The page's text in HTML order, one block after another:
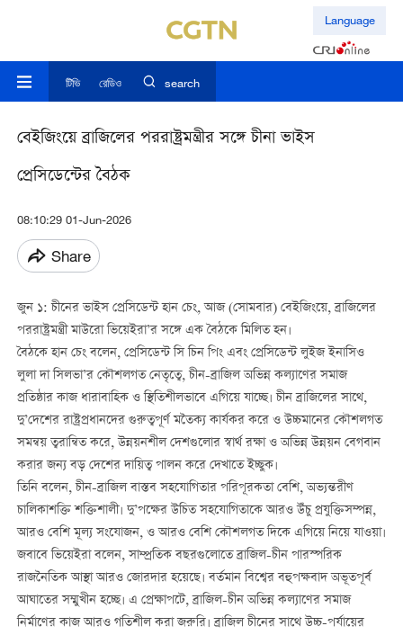
Language
টিভি রেডিও search
বেইজিংয়ে ব্রাজিলের পররাষ্ট্রমন্ত্রীর সঙ্গে চীনা ভাইস
প্রেসিডেন্টের বৈঠক
08:10:29 01-Jun-2026
Share
জুন ১: চীনের ভাইস প্রেসিডেন্ট হান চেং, আজ (সোমবার) বেইজিংয়ে, ব্রাজিলের
পররাষ্ট্রমন্ত্রী মাউরো ভিয়েইরা’র সঙ্গে এক বৈঠকে মিলিত হন।
বৈঠকে হান চেং বলেন, প্রেসিডেন্ট সি চিন পিং এবং প্রেসিডেন্ট লুইজ ইনাসিও
লুলা দা সিলভা’র কৌশলগত নেতৃত্বে, চীন-ব্রাজিল অভিন্ন কল্যাণের সমাজ
প্রতিষ্ঠার কাজ ধারাবাহিক ও স্থিতিশীলভাবে এগিয়ে যাচ্ছে। চীন ব্রাজিলের সাথে,
দু’দেশের রাষ্ট্রপ্রধানদের গুরুত্বপূর্ণ মতৈক্য কার্যকর করে ও উচ্চমানের কৌশলগত
সমন্বয় ত্বরান্বিত করে, উন্নয়নশীল দেশগুলোর স্বার্থ রক্ষা ও অভিন্ন উন্নয়ন বেগবান
করার জন্য বড় দেশের দায়িত্ব পালন করে দেখাতে ইচ্ছুক।
তিনি বলেন, চীন-ব্রাজিল বাস্তব সহযোগিতার পরিপূরকতা বেশি, অভ্যন্তরীণ
চালিকাশক্তি শক্তিশালী। দু’পক্ষের উচিত সহযোগিতাকে আরও উঁচু প্রযুক্তিসম্পন্ন,
আরও বেশি মূল্য সংযোজন, ও আরও বেশি কৌশলগত দিকে এগিয়ে নিয়ে যাওয়া।
জবাবে ভিয়েইরা বলেন, সাম্প্রতিক বছরগুলোতে ব্রাজিল-চীন পারস্পরিক
রাজনৈতিক আস্থা আরও জোরদার হয়েছে। বর্তমান বিশ্বের বহুপক্ষবাদ অভূতপূর্ব
আঘাতের সম্মুখীন হচ্ছে। এ প্রেক্ষাপটে, ব্রাজিল-চীন অভিন্ন কল্যাণের সমাজ
নির্মাণের কাজ আরও গতিশীল করা জরুরি। ব্রাজিল চীনের সাথে উচ্চ-পর্যায়ের